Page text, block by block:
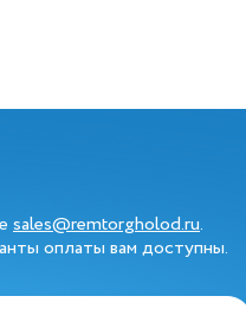
sales@remtorgholod.ru.
оплаты вам доступны.